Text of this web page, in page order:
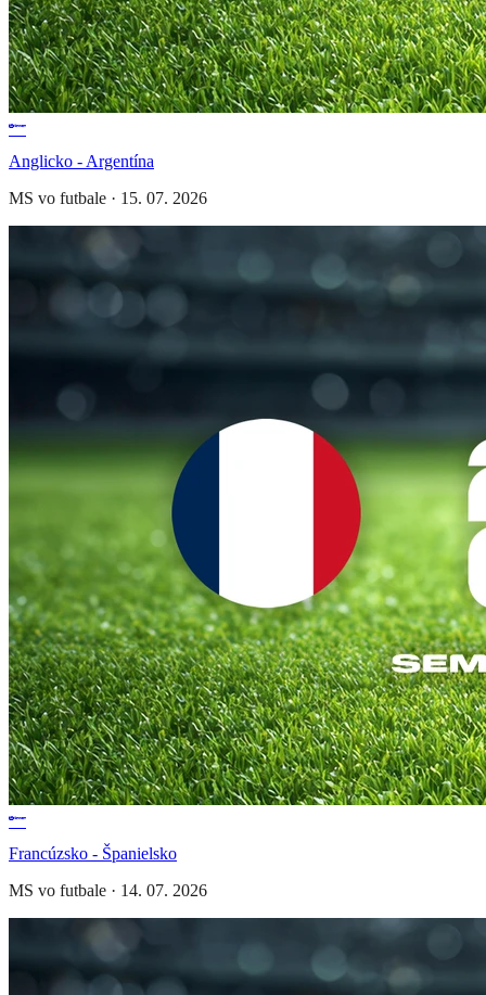
Anglicko - Argentína
MS vo futbale · 15. 07. 2026
Francúzsko - Španielsko
MS vo futbale · 14. 07. 2026